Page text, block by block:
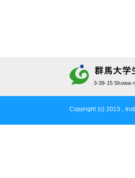
3-39-15 Showa-
Copyright (c) 2015 ,